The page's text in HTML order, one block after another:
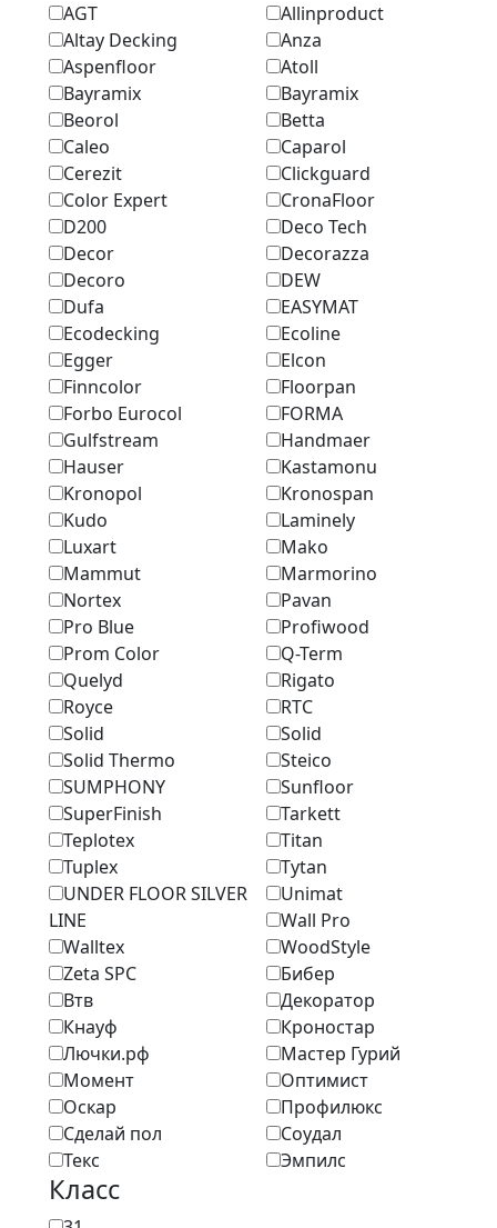
AGT
Allinproduct
Altay Decking
Anza
Aspenfloor
Atoll
Bayramix
Bayramix
Beorol
Betta
Caleo
Caparol
Cerezit
Clickguard
Color Expert
CronaFloor
D200
Deco Tech
Decor
Decorazza
Decoro
DEW
Dufa
EASYMAT
Ecodecking
Ecoline
Egger
Elcon
Finncolor
Floorpan
Forbo Eurocol
FORMA
Gulfstream
Handmaer
Hauser
Kastamonu
Kronopol
Kronospan
Kudo
Laminely
Luxart
Mako
Mammut
Marmоrino
Nortex
Pavan
Pro Blue
Profiwood
Prom Color
Q-Term
Quelyd
Rigato
Royce
RTC
Solid
Solid
Solid Thermo
Steico
SUMPHONY
Sunfloor
SuperFinish
Tarkett
Teplotex
Titan
Tuplex
Tytan
UNDER FLOOR SILVER
LINE
Unimat
Wall Pro
Walltex
WoodStyle
Zeta SPC
Бибер
Втв
Декоратор
Кнауф
Кроностар
Лючки.рф
Мастер Гурий
Момент
Оптимист
Оскар
Профилюкс
Сделай пол
Соудал
Текс
Эмпилс
Класс